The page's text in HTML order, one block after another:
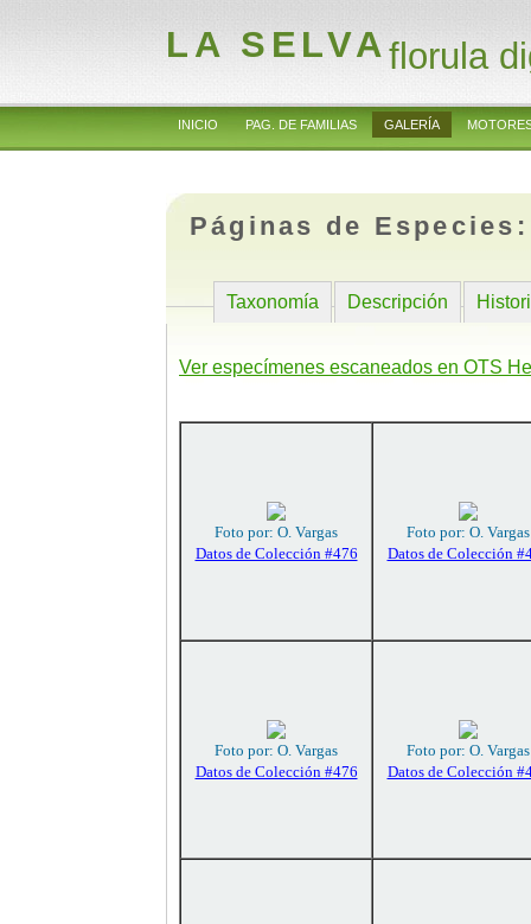
LA SELVAflorula
INICIO PAG. DE FAMILIAS GALERÍA
Páginas de
Taxonomía Descripción
Ver especímenes escaneados en OTS
Foto por: O. Vargas
Datos de Colección #476
Foto por: O. Vargas
Datos de Colección
Foto por: O. Vargas
Datos de Colección #476
Foto por: O. Vargas
Datos de Colección